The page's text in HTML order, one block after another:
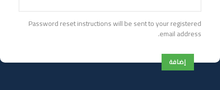
Password reset instructions will be sent to your registered
email address.